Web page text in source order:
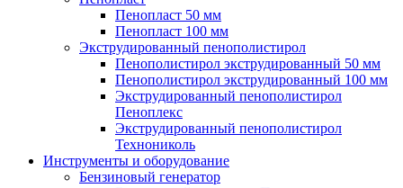
Пенопласт 50 мм
Пенопласт 100 мм
Экструдированный пенополистирол
Пенополистирол экструдированный 50 мм
Пенополистирол экструдированный 100 мм
Экструдированный пенополистирол
Пеноплекс
Экструдированный пенополистирол
Технониколь
Инструменты и оборудование
Бензиновый генератор